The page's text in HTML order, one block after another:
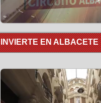
INVIERTE EN ALBACETE